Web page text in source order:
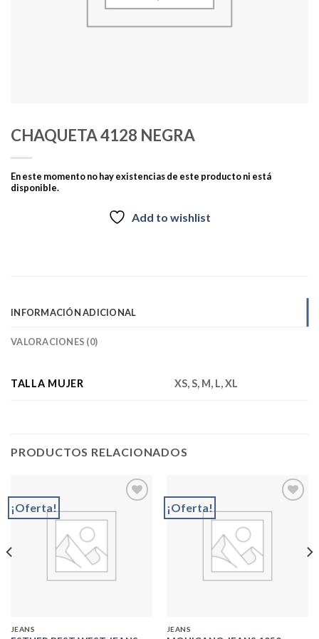
CHAQUETA 4128 NEGRA
En este momento no hay existencias de este producto ni está
disponible.
Add to wishlist
INFORMACIÓN ADICIONAL
VALORACIONES (0)
TALLA MUJER XS, S, M, L, XL
PRODUCTOS RELACIONADOS
¡Oferta!
JEANS
¡Oferta!
JEANS